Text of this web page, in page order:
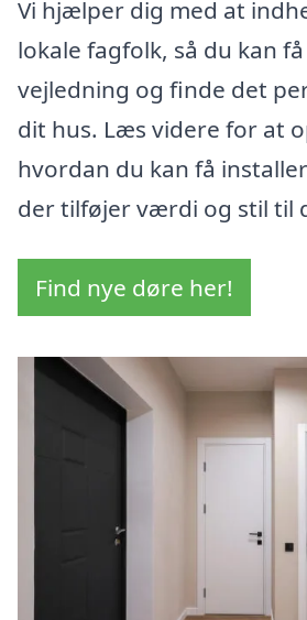
Vi hjælper dig med at
lokale fagfolk, så du kan
vejledning og finde det
dit hus. Læs videre for at
hvordan du kan få
der tilføjer værdi og stil til
Find nye døre her!